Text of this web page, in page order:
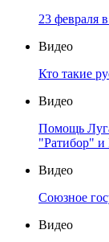
23 февраля
Видео
Кто такие
Видео
Помощь
"Ратибор" и
Видео
Союзное
Видео